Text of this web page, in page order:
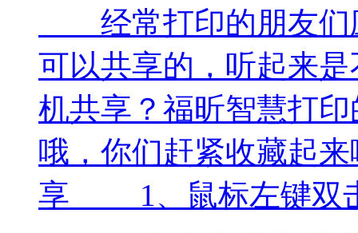
经常打印的朋友们
可以共享的，听起来
机共享？福昕智慧打
哦，你们赶紧收藏
享 1、鼠标左键双击